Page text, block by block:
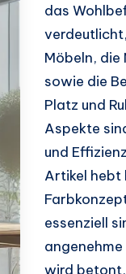
das
Möbeln, die
sowie die
Platz und
Aspekte
und
Artikel hebt
essenziell
wird